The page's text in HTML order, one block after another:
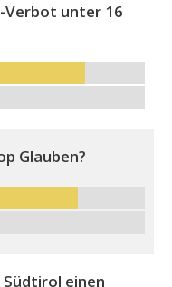
Verbot unter 16
Glauben?
einen